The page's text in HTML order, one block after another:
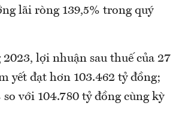
lãi ròng 139,5% trong quý
2023, lợi nhuận sau thuế của 27
yết đạt hơn 103.462 tỷ đồng;
so với 104.780 tỷ đồng cùng kỳ